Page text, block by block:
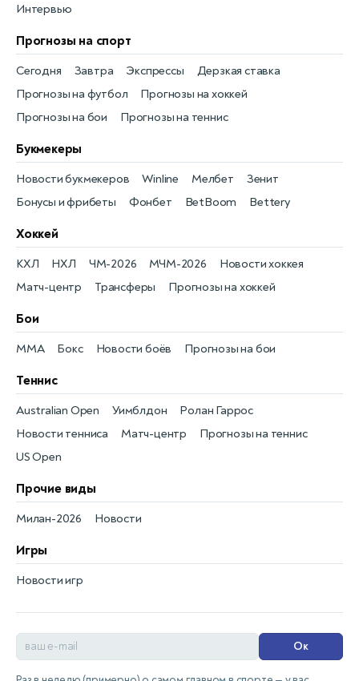
Интервью
Прогнозы на спорт
Прогнозы на футбол
Сегодня
Прогнозы на хоккей
Завтра
Прогнозы на бои
Экспрессы
Прогнозы на теннис
Дерзкая ставка
Букмекеры
Бонусы и фрибеты
Новости букмекеров
Фонбет
Winline
BetBoom
Мелбет
Bettery
Зенит
Хоккей
Новости хоккея
КХЛ
Матч-центр
НХЛ
Трансферы
ЧМ-2026
Прогнозы на хоккей
МЧМ-2026
Бои
Новости боёв
MMA Прогнозы на бои
Бокс
Теннис
Новости тенниса
Australian Open
Матч-центр
Уимблдон
Прогнозы на теннис
Ролан Гаррос
US Open
Прочие виды
Новости
Милан-2026
Игры
Новости игр
Ок